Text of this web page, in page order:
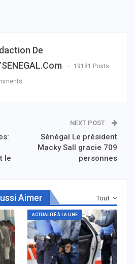
De
19181 Posts
le
NEXT POST
Sénégal Le président
Macky Sall gracie 709
personnes
Tout
Aimer
ACTUALITÉ À LA UNE